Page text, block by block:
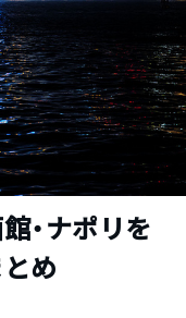
・ナポリを
め